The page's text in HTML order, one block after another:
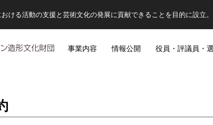
ける活動の支援と芸術文化の発展に貢献できることを目的に設立。
事業内容 情報公開 役員・評議員・